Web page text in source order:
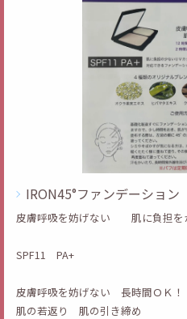
IRON45°ファンデーション
皮膚呼吸を妨げない 肌に負担を
SPF11 PA+
皮膚呼吸を妨げない 長時間ＯＫ！
肌の若返り 肌の引き締め